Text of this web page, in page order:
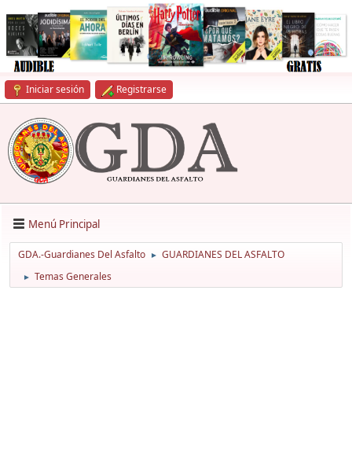
Iniciar sesión Registrarse
Menú Principal
GDA.-Guardianes Del Asfalto ► GUARDIANES DEL ASFALTO
► Temas Generales